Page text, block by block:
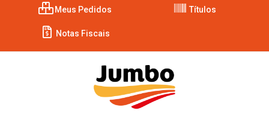
Meus Pedidos Títulos
Notas Fiscais